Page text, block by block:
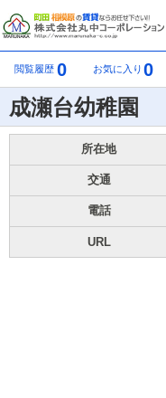
閲覧履歴 0 お気に入り 0
成瀬台幼稚園
所在地
交通
電話
URL